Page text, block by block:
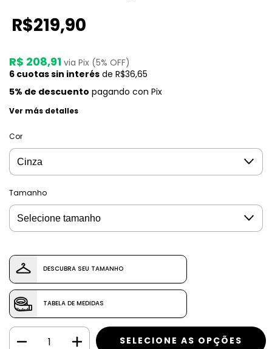
R$219,90
R$ 208,91 via Pix (5% OFF)
6 cuotas sin interés de R$36,65
5% de descuento pagando con Pix
Ver más detalles
Cor
Tamanho
DESCUBRA SEU TAMANHO
TABELA DE MEDIDAS